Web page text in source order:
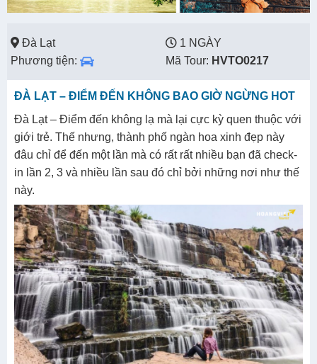
Đà Lạt
1 NGÀY
Phương tiện:
Mã Tour: HVTO0217
ĐÀ LẠT – ĐIỂM ĐẾN KHÔNG BAO GIỜ NGỪNG HOT
Đà Lạt – Điểm đến không lạ mà lại cực kỳ quen thuộc với
giới trẻ. Thế nhưng, thành phố ngàn hoa xinh đẹp này
đâu chỉ để đến một lần mà có rất rất nhiều bạn đã check-
in lần 2, 3 và nhiều lần sau đó chỉ bởi những nơi như thế
này.